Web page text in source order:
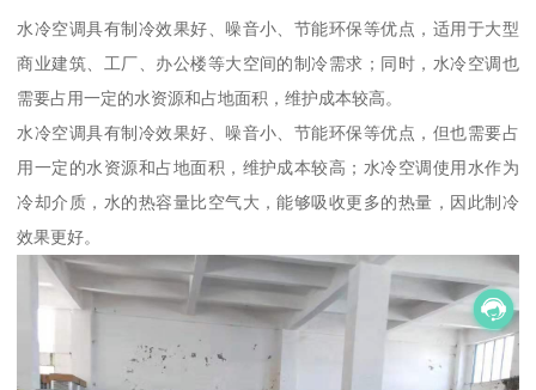
水冷空调具有制冷效果好、噪音小、节能环保等优点，适用于大型
商业建筑、工厂、办公楼等大空间的制冷需求；同时，水冷空调也
需要占用一定的水资源和占地面积，维护成本较高。
水冷空调具有制冷效果好、噪音小、节能环保等优点，但也需要占
用一定的水资源和占地面积，维护成本较高；水冷空调使用水作为
冷却介质，水的热容量比空气大，能够吸收更多的热量，因此制冷
效果更好。